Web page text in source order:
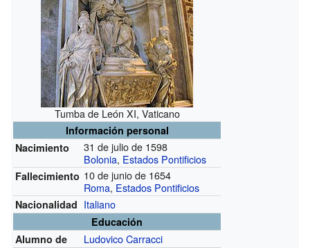
Tumba de León XI, Vaticano
Información personal
Nacimiento
31 de julio de 1598
Bolonia, Estados Pontificios
Fallecimiento 10 de junio de 1654
Roma, Estados Pontificios
Nacionalidad Italiano
Educación
Alumno de
Ludovico Carracci